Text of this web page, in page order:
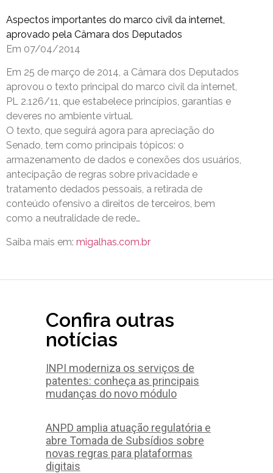
Aspectos importantes do marco civil da internet,
aprovado pela Câmara dos Deputados
Em 07/04/2014
Em 25 de março de 2014, a Câmara dos Deputados
aprovou o texto principal do marco civil da internet,
PL 2.126/11, que estabelece princípios, garantias e
deveres no ambiente virtual.
O texto, que seguirá agora para apreciação do
Senado, tem como principais tópicos: o
armazenamento de dados e conexões dos usuários,
antecipação de regras sobre privacidade e
tratamento dedados pessoais, a retirada de
conteúdo ofensivo a direitos de terceiros, bem
como a neutralidade de rede…
Saiba mais em: migalhas.com.br
Confira outras
notícias
INPI moderniza os serviços de
patentes: conheça as principais
mudanças do novo módulo
ANPD amplia atuação regulatória e
abre Tomada de Subsídios sobre
novas regras para plataformas
digitais